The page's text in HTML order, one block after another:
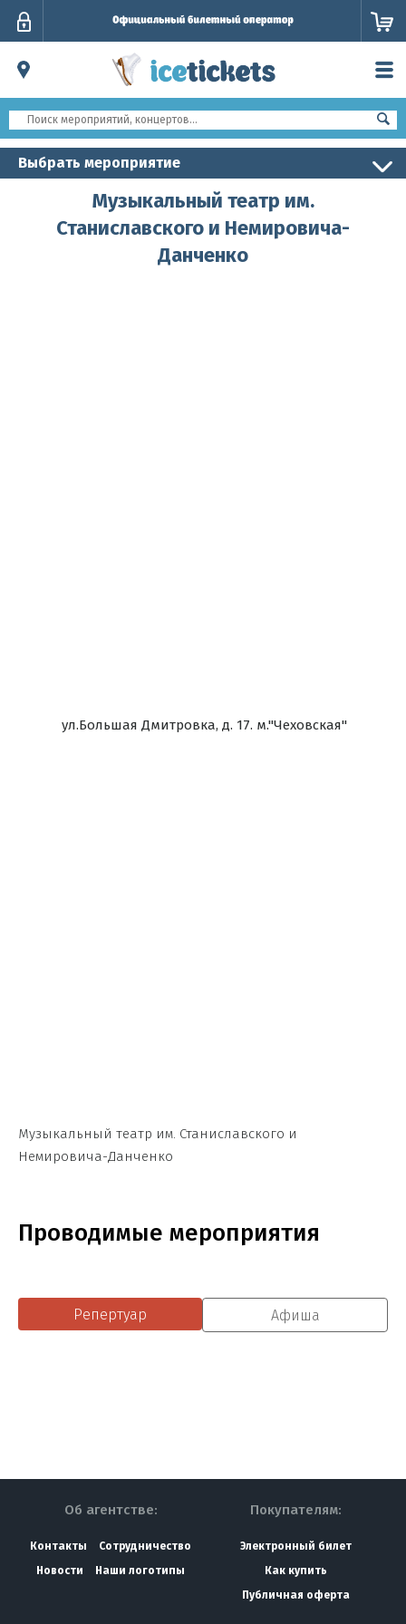
Выбрать мероприятие
Музыкальный театр им.
Станиславского и Немировича-
Данченко
ул.Большая Дмитровка, д. 17. м."Чеховская"
Музыкальный театр им. Станиславского и
Немировича-Данченко
Проводимые мероприятия
Репертуар Афиша
Об агентстве:
Контакты
Сотрудничество
Новости
Наши логотипы
Покупателям:
Электронный билет
Как купить
Публичная оферта